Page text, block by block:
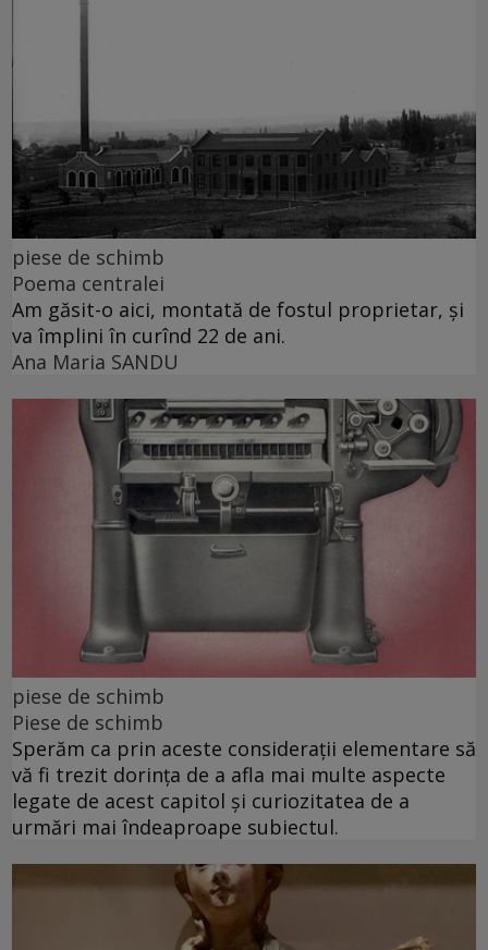
piese de schimb
Poema centralei
Am găsit-o aici, montată de fostul proprietar, și
va împlini în curînd 22 de ani.
Ana Maria SANDU
piese de schimb
Piese de schimb
Sperăm ca prin aceste considerații elementare să
vă fi trezit dorința de a afla mai multe aspecte
legate de acest capitol și curiozitatea de a
urmări mai îndeaproape subiectul.